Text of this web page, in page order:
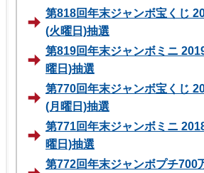
第818回年末ジャンボ宝くじ
(火曜日)抽選
第819回年末ジャンボミニ
曜日)抽選
第770回年末ジャンボ宝くじ
(月曜日)抽選
第771回年末ジャンボミニ
曜日)抽選
第772回年末ジャンボプチ700